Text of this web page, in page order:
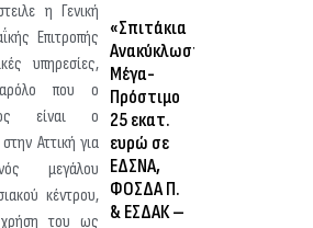
η Γενική
Επιτροπής
υπηρεσίες,
που ο
είναι ο
Αττική για
μεγάλου
κέντρου,
χρήση του ως
«Σπιτάκια
Ανακύκλωσης»:
Μέγα-
Πρόστιμο
25 εκατ.
ευρώ σε
ΕΔΣΝΑ,
ΦΟΣΔΑ Π.
& ΕΣΔΑΚ –